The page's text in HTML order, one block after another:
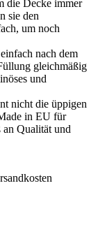
die Decke immer
sie den
um noch
nach dem
gleichmäßig
und
nicht die üppigen
in EU für
Qualität und